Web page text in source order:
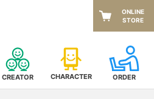
CREATOR CHARACTER ORDER
ONLINE
STORE